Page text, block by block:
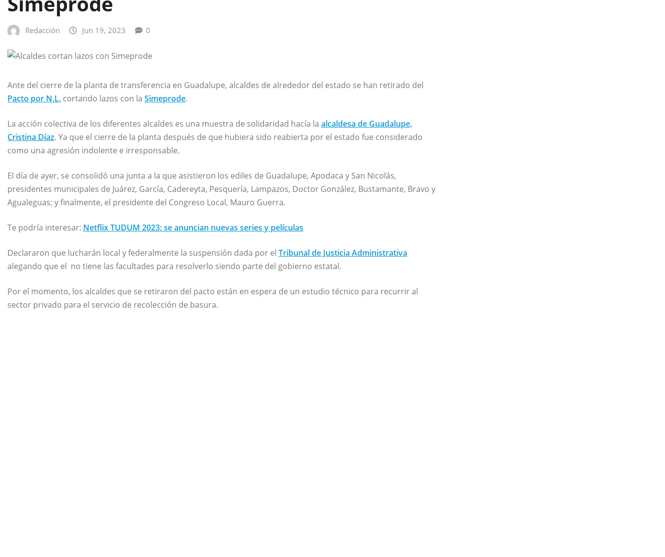
Redacción Jun 19, 2023 0
Ante del cierre de la planta de transferencia en Guadalupe, alcaldes de alrededor del estado se han retirado del
Pacto por N.L. cortando lazos con la Simeprode.
La acción colectiva de los diferentes alcaldes es una muestra de solidaridad hacía la alcaldesa de Guadalupe,
Cristina Díaz. Ya que el cierre de la planta después de que hubiera sido reabierta por el estado fue considerado
como una agresión indolente e irresponsable.
El día de ayer, se consolidó una junta a la que asistieron los ediles de Guadalupe, Apodaca y San Nicolás,
presidentes municipales de Juárez, García, Cadereyta, Pesquería, Lampazos, Doctor González, Bustamante, Bravo y
Agualeguas; y finalmente, el presidente del Congreso Local, Mauro Guerra.
Te podría interesar: Netflix TUDUM 2023: se anuncian nuevas series y películas
Declararon que lucharán local y federalmente la suspensión dada por el Tribunal de Justicia Administrativa
alegando que el no tiene las facultades para resolverlo siendo parte del gobierno estatal.
Por el momento, los alcaldes que se retiraron del pacto están en espera de un estudio técnico para recurrir al
sector privado para el servicio de recolección de basura.